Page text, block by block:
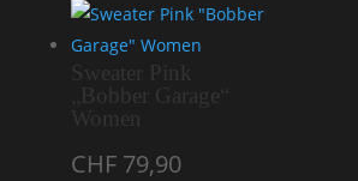
Sweater Pink
„Bobber Garage“
Women
CHF79,90